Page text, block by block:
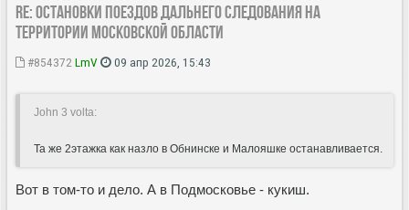
Re: Остановки поездов дальнего следования на
территории Московской области
#854372 LmV 09 апр 2026, 15:43
John 3 volta:
Та же 2этажка как назло в Обнинске и Малояшке останавливается.
Вот в том-то и дело. А в Подмосковье - кукиш.